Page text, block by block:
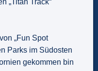
„Titan Track“
„Fun Spot
Parks im Südosten
gekommen bin